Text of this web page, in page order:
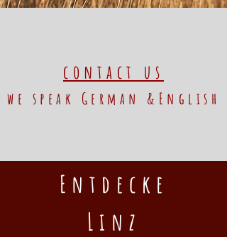
contact us
we speak German &English
Entdecke
Linz